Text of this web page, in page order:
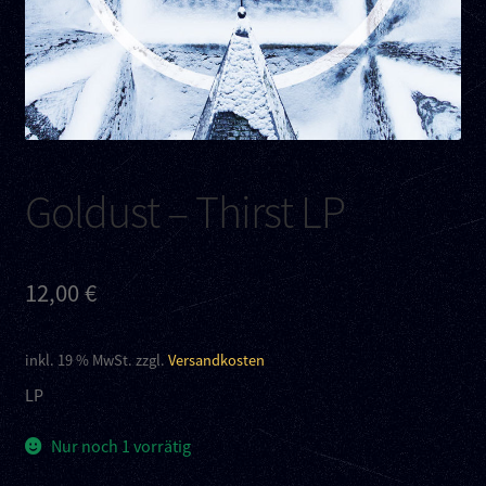
Kontakt
Links
Goldust – Thirst LP
12,00€
inkl. 19 % MwSt. zzgl. Versandkosten
LP
Nur noch 1 vorrätig